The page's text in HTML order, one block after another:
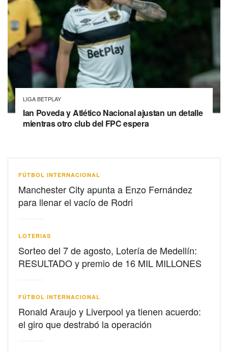
LIGA BETPLAY
Ian Poveda y Atlético Nacional ajustan un detalle
mientras otro club del FPC espera
FÚTBOL INTERNACIONAL
Manchester City apunta a Enzo Fernández
para llenar el vacío de Rodri
LOTERIAS
Sorteo del 7 de agosto, Lotería de Medellín:
RESULTADO y premio de 16 MIL MILLONES
FÚTBOL INTERNACIONAL
Ronald Araujo y Liverpool ya tienen acuerdo:
el giro que destrabó la operación